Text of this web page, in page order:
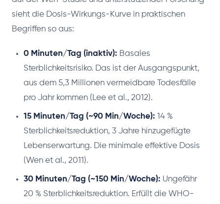
sieht die Dosis-Wirkungs-Kurve in praktischen
Begriffen so aus:
0 Minuten/Tag (inaktiv): Basales
Sterblichkeitsrisiko. Das ist der Ausgangspunkt,
aus dem 5,3 Millionen vermeidbare Todesfälle
pro Jahr kommen (Lee et al., 2012).
15 Minuten/Tag (~90 Min/Woche): 14 %
Sterblichkeitsreduktion, 3 Jahre hinzugefügte
Lebenserwartung. Die minimale effektive Dosis
(Wen et al., 2011).
30 Minuten/Tag (~150 Min/Woche): Ungefähr
20 % Sterblichkeitsreduktion. Erfüllt die WHO-